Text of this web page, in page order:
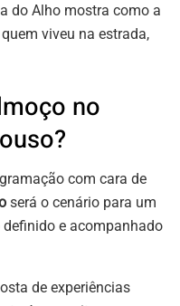
do Alho mostra como a
viveu na estrada,
no
com cara de
será o cenário para um
e acompanhado
de experiências